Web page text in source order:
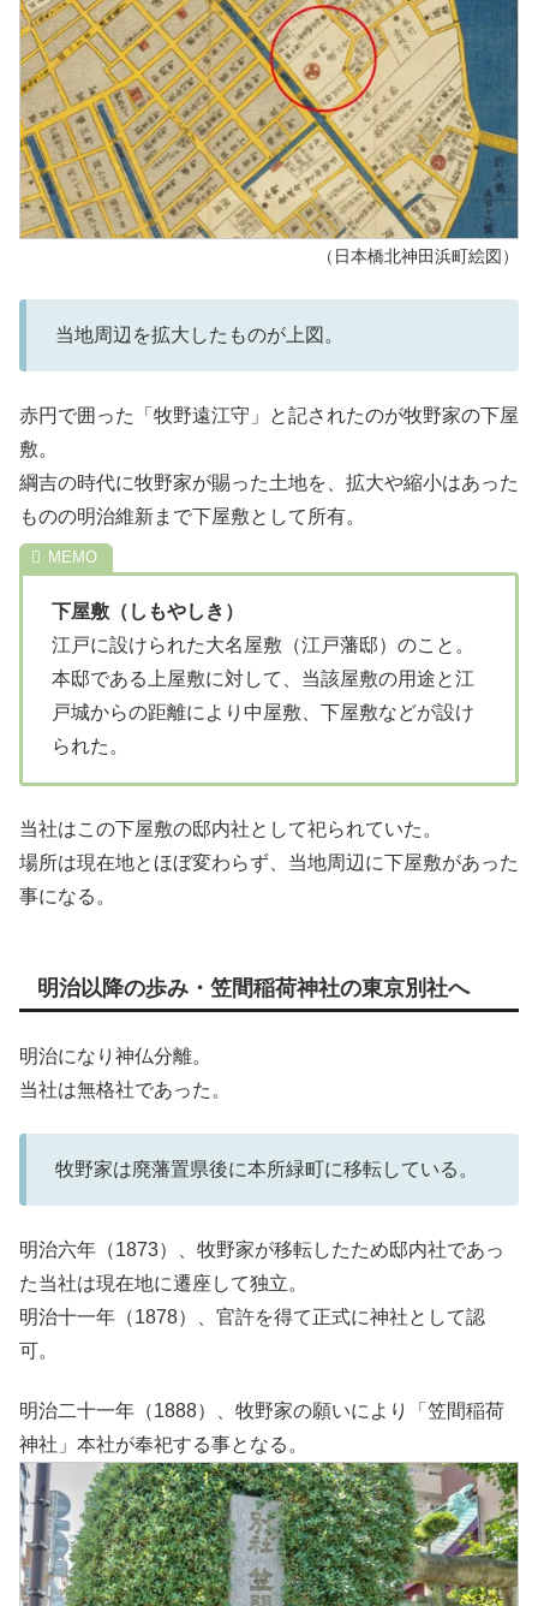
（日本橋北神田浜町絵図）
当地周辺を拡大したものが上図。
赤円で囲った「牧野遠江守」と記されたのが牧野家の下屋
敷。
綱吉の時代に牧野家が賜った土地を、拡大や縮小はあった
ものの明治維新まで下屋敷として所有。
下屋敷（しもやしき）
江戸に設けられた大名屋敷（江戸藩邸）のこと。
本邸である上屋敷に対して、当該屋敷の用途と江
戸城からの距離により中屋敷、下屋敷などが設け
られた。
当社はこの下屋敷の邸内社として祀られていた。
場所は現在地とほぼ変わらず、当地周辺に下屋敷があった
事になる。
明治以降の歩み・笠間稲荷神社の東京別社へ
明治になり神仏分離。
当社は無格社であった。
牧野家は廃藩置県後に本所緑町に移転している。
明治六年（1873）、牧野家が移転したため邸内社であっ
た当社は現在地に遷座して独立。
明治十一年（1878）、官許を得て正式に神社として認
可。
明治二十一年（1888）、牧野家の願いにより「笠間稲荷
神社」本社が奉祀する事となる。